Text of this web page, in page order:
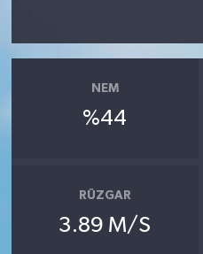
NEM
%44
RÜZGAR
3.89 M/S